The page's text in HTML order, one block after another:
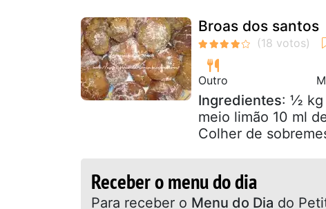
Broas dos santos
Outro
Ingredientes: ½ kg
meio limão 10 ml
Colher de
Receber o menu do dia
Para receber o Menu do Dia do